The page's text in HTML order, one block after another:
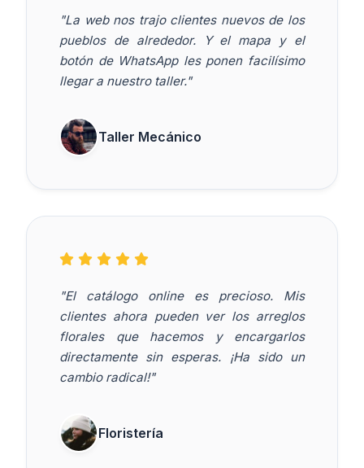
"La web nos trajo clientes nuevos de los
pueblos de alrededor. Y el mapa y el
botón de WhatsApp les ponen facilísimo
llegar a nuestro taller."
Taller Mecánico
"El catálogo online es precioso. Mis
clientes ahora pueden ver los arreglos
florales que hacemos y encargarlos
directamente sin esperas. ¡Ha sido un
cambio radical!"
Floristería